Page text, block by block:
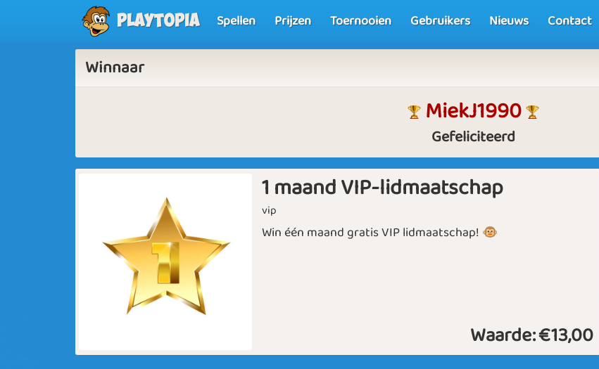
Playtopia Spellen Prijzen Toernooien Gebruikers Nieuws Contact
Winnaar
MiekJ1990
Gefeliciteerd
1 maand VIP-lidmaatschap
vip
Win één maand gratis VIP lidmaatschap! 🐵
Waarde:€13,00